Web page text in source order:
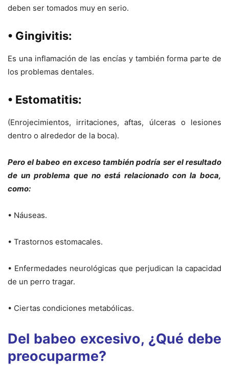
deben ser tomados muy en serio.
• Gingivitis:
Es una inflamación de las encías y también forma parte de
los problemas dentales.
• Estomatitis:
(Enrojecimientos, irritaciones, aftas, úlceras o lesiones
dentro o alrededor de la boca).
Pero el babeo en exceso también podría ser el resultado
de un problema que no está relacionado con la boca,
como:
• Náuseas.
• Trastornos estomacales.
• Enfermedades neurológicas que perjudican la capacidad
de un perro tragar.
• Ciertas condiciones metabólicas.
Del babeo excesivo, ¿Qué debe
preocuparme?